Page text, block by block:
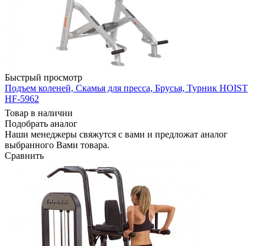
Быстрый просмотр
Подъем коленей, Скамья для пресса, Брусья, Турник HOIST
HF-5962
Товар в наличии
Подобрать аналог
Наши менеджеры свяжутся с вами и предложат аналог
выбранного Вами товара.
Сравнить